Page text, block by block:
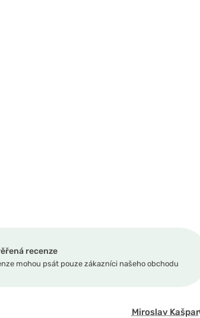
recenze
mohou psát pouze zákazníci našeho obchodu
Miroslav Kašpar